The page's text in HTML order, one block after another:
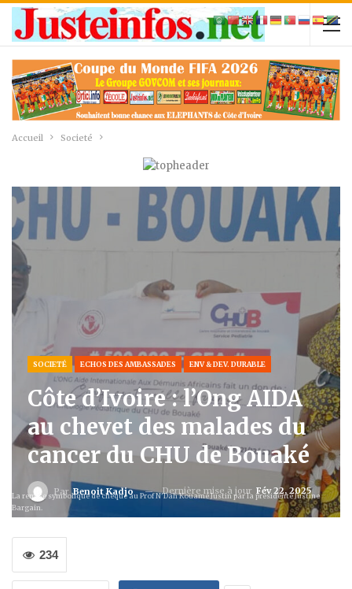
Accueil Societé
SOCIETÉ ECHOS DES AMBASSADES ENV & DEV. DURABLE
Côte d’Ivoire : l’Ong AIDA
au chevet des malades du
cancer du CHU de Bouaké
ParBenoit Kadjo Dernière mise à jour Fév 22, 2025
La remise symbolique de chèque au Prof N'Dah Kouamé Justin par la présidente Justine
Bargain.
234